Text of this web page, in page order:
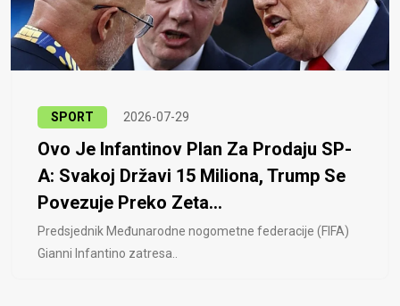
SPORT 2026-07-29
Ovo Je Infantinov Plan Za Prodaju SP-
A: Svakoj Državi 15 Miliona, Trump Se
Povezuje Preko Zeta...
Predsjednik Međunarodne nogometne federacije (FIFA)
Gianni Infantino zatresa..